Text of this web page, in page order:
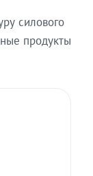
силового
продукты